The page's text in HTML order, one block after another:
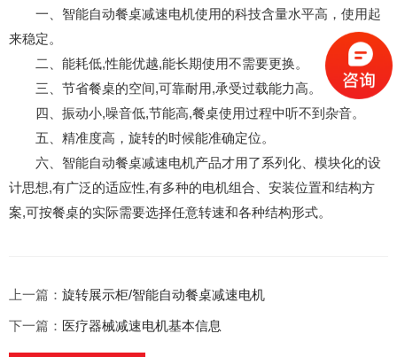
一、智能自动餐桌减速电机使用的科技含量水平高，使用起
来稳定。
二、能耗低,性能优越,能长期使用不需要更换。
三、节省餐桌的空间,可靠耐用,承受过载能力高。
四、振动小,噪音低,节能高,餐桌使用过程中听不到杂音。
五、精准度高，旋转的时候能准确定位。
六、智能自动餐桌减速电机产品才用了系列化、模块化的设
计思想,有广泛的适应性,有多种的电机组合、安装位置和结构方
案,可按餐桌的实际需要选择任意转速和各种结构形式。
上一篇： 旋转展示柜/智能自动餐桌减速电机
下一篇： 医疗器械减速电机基本信息